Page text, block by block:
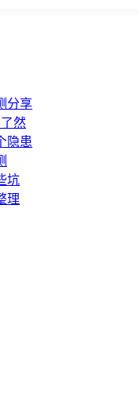
分享
然
隐患
坑
理